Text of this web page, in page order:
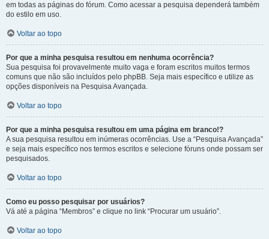
em todas as páginas do fórum. Como acessar a pesquisa dependerá também
do estilo em uso.
Voltar ao topo
Por que a minha pesquisa resultou em nenhuma ocorrência?
Sua pesquisa foi provavelmente muito vaga e foram escritos muitos termos
comuns que não são incluídos pelo phpBB. Seja mais específico e utilize as
opções disponíveis na Pesquisa Avançada.
Voltar ao topo
Por que a minha pesquisa resultou em uma página em branco!?
A sua pesquisa resultou em inúmeras ocorrências. Use a “Pesquisa Avançada”
e seja mais específico nos termos escritos e selecione fóruns onde possam ser
pesquisados.
Voltar ao topo
Como eu posso pesquisar por usuários?
Vá até a página “Membros” e clique no link “Procurar um usuário”.
Voltar ao topo